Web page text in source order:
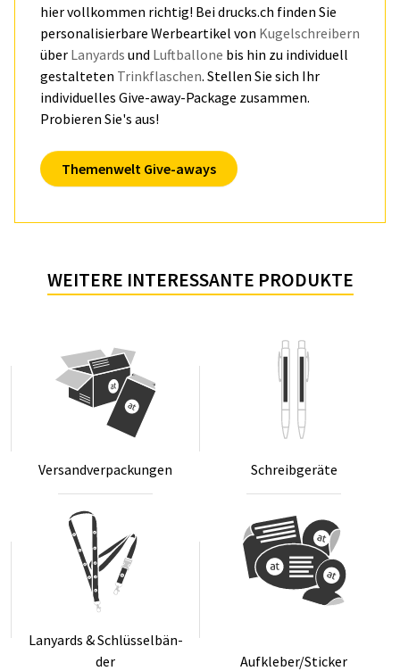
hier vollkommen richtig! Bei drucks.ch finden Sie
personalisierbare Werbeartikel von Kugelschreibern
über Lanyards und Luftballone bis hin zu individuell
gestalteten Trinkflaschen. Stellen Sie sich Ihr
individuelles Give-away-Package zusammen.
Probieren Sie's aus!
Themenwelt Give-aways
WEITERE INTERESSANTE PRODUKTE
Ver­sand­ver­pa­ckun­gen Schreib­ge­rä­te
Lanyards & Schlüs­sel­bän­
der
Auf­kle­ber/Sti­cker